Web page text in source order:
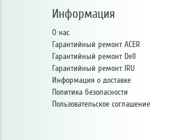
Информация
О нас
Гарантийный ремонт ACER
Гарантийный ремонт Dell
Гарантийный ремонт IRU
Информация о доставке
Политика безопасности
Пользовательское соглашение